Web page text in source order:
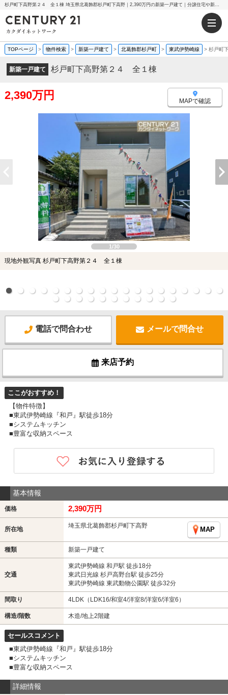
杉戸町下高野第２４ 全１棟 埼玉県北葛飾郡杉戸町下高野｜2,390万円の新築一戸建て｜分譲住宅や新築物件｜センチュリー21カクダイネットワーク
TOPページ > 物件検索 > 新築一戸建て > 北葛飾郡杉戸町 > 東武伊勢崎線 > 杉戸町
新築一戸建て 杉戸町下高野第２４ 全１棟
2,390万円 MAPで確認
1/30
現地外観写真 杉戸町下高野第２４ 全１棟
電話で問合わせ メールで問合せ
来店予約
ここがおすすめ！
【物件特徴】
■東武伊勢崎線『和戸』駅徒歩18分
■システムキッチン
■豊富な収納スペース
基本情報
価格 2,390万円
所在地 埼玉県北葛飾郡杉戸町下高野
MAP
種類 新築一戸建て
交通
東武伊勢崎線 和戸駅 徒歩18分
東武日光線 杉戸高野台駅 徒歩25分
東武伊勢崎線 東武動物公園駅 徒歩32分
間取り 4LDK（LDK16/和室4/洋室8/洋室6/洋室6）
構造/階数 木造/地上2階建
セールスコメント
■東武伊勢崎線『和戸』駅徒歩18分
■システムキッチン
■豊富な収納スペース
詳細情報